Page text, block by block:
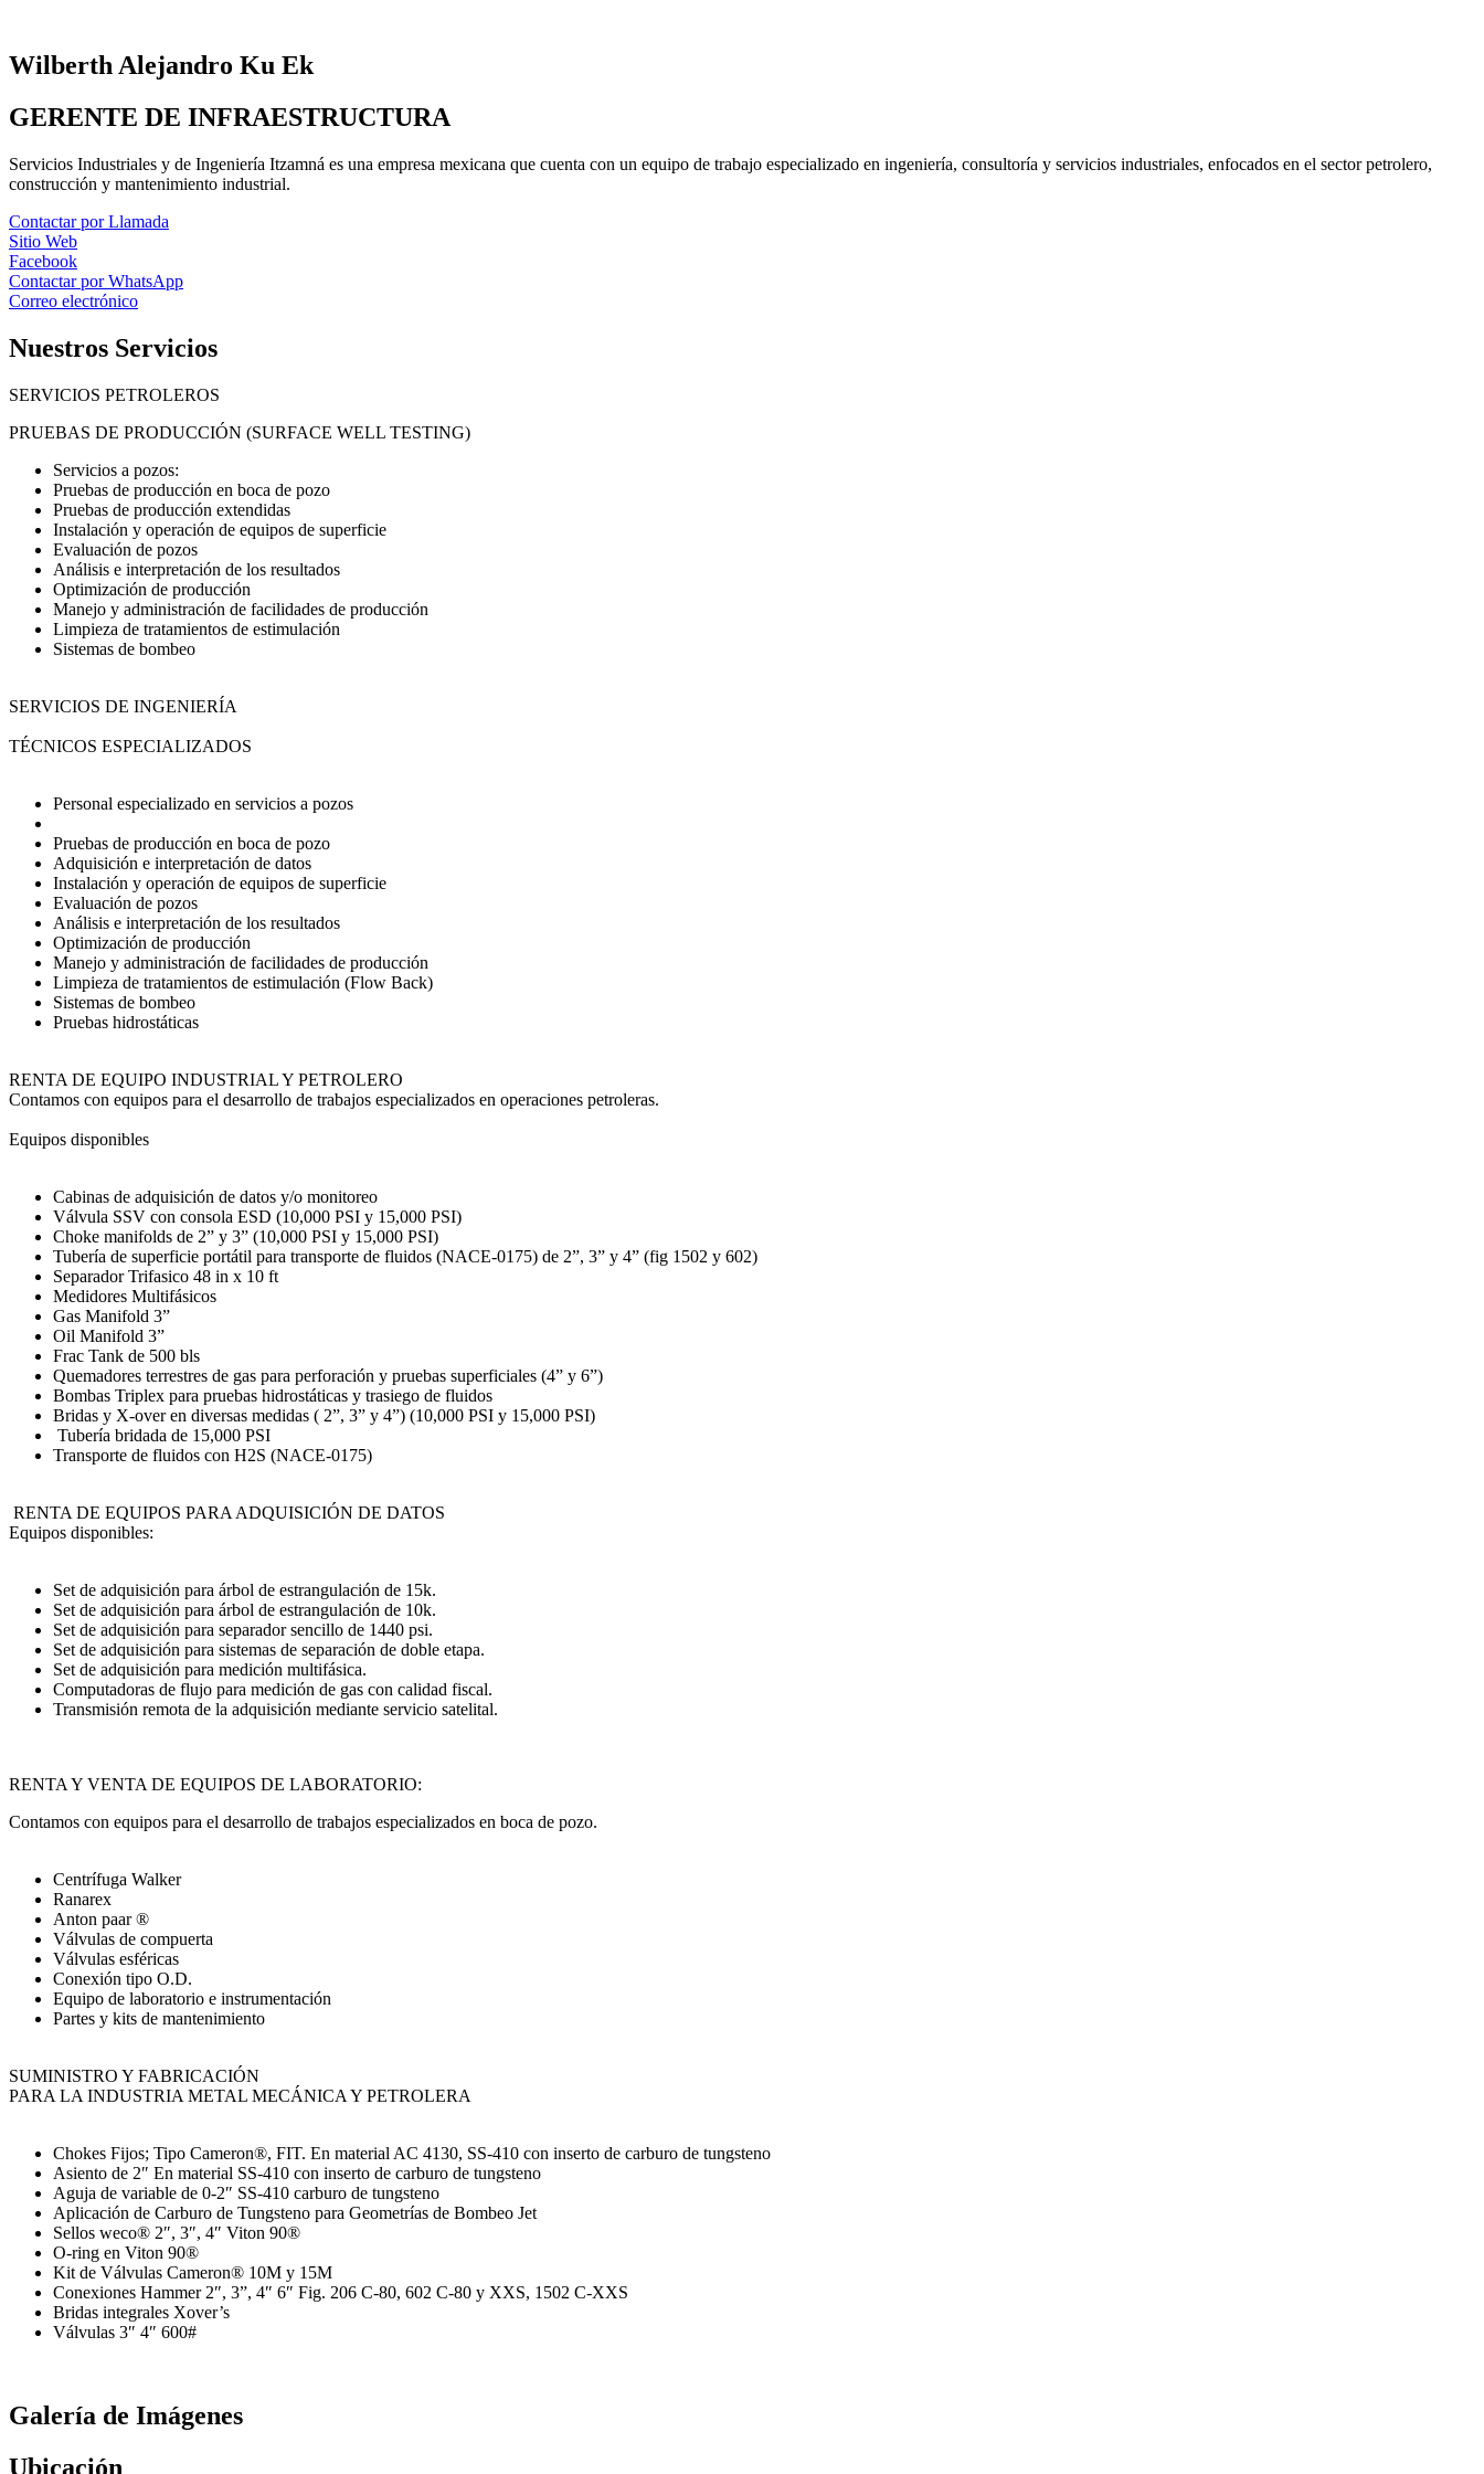
Wilberth Alejandro Ku Ek
GERENTE DE INFRAESTRUCTURA
Servicios Industriales y de Ingeniería Itzamná es una empresa mexicana que cuenta con un equipo de trabajo especializado en ingeniería, consultoría y servicios industriales, enfocados en el sector petrolero,
construcción y mantenimiento industrial.
Contactar por Llamada
Sitio Web
Facebook
Contactar por WhatsApp
Correo electrónico
Nuestros Servicios
SERVICIOS PETROLEROS
PRUEBAS DE PRODUCCIÓN (SURFACE WELL TESTING)
Servicios a pozos:
Pruebas de producción en boca de pozo
Pruebas de producción extendidas
Instalación y operación de equipos de superficie
Evaluación de pozos
Análisis e interpretación de los resultados
Optimización de producción
Manejo y administración de facilidades de producción
Limpieza de tratamientos de estimulación
Sistemas de bombeo
SERVICIOS DE INGENIERÍA
TÉCNICOS ESPECIALIZADOS
Personal especializado en servicios a pozos
Pruebas de producción en boca de pozo
Adquisición e interpretación de datos
Instalación y operación de equipos de superficie
Evaluación de pozos
Análisis e interpretación de los resultados
Optimización de producción
Manejo y administración de facilidades de producción
Limpieza de tratamientos de estimulación (Flow Back)
Sistemas de bombeo
Pruebas hidrostáticas
RENTA DE EQUIPO INDUSTRIAL Y PETROLERO
Contamos con equipos para el desarrollo de trabajos especializados en operaciones petroleras.
Equipos disponibles
Cabinas de adquisición de datos y/o monitoreo
Válvula SSV con consola ESD (10,000 PSI y 15,000 PSI)
Choke manifolds de 2” y 3” (10,000 PSI y 15,000 PSI)
Tubería de superficie portátil para transporte de fluidos (NACE-0175) de 2”, 3” y 4” (fig 1502 y 602)
Separador Trifasico 48 in x 10 ft
Medidores Multifásicos
Gas Manifold 3”
Oil Manifold 3”
Frac Tank de 500 bls
Quemadores terrestres de gas para perforación y pruebas superficiales (4” y 6”)
Bombas Triplex para pruebas hidrostáticas y trasiego de fluidos
Bridas y X-over en diversas medidas ( 2”, 3” y 4”) (10,000 PSI y 15,000 PSI)
Tubería bridada de 15,000 PSI
Transporte de fluidos con H2S (NACE-0175)
RENTA DE EQUIPOS PARA ADQUISICIÓN DE DATOS
Equipos disponibles:
Set de adquisición para árbol de estrangulación de 15k.
Set de adquisición para árbol de estrangulación de 10k.
Set de adquisición para separador sencillo de 1440 psi.
Set de adquisición para sistemas de separación de doble etapa.
Set de adquisición para medición multifásica.
Computadoras de flujo para medición de gas con calidad fiscal.
Transmisión remota de la adquisición mediante servicio satelital.
RENTA Y VENTA DE EQUIPOS DE LABORATORIO:
Contamos con equipos para el desarrollo de trabajos especializados en boca de pozo.
Centrífuga Walker
Ranarex
Anton paar ®
Válvulas de compuerta
Válvulas esféricas
Conexión tipo O.D.
Equipo de laboratorio e instrumentación
Partes y kits de mantenimiento
SUMINISTRO Y FABRICACIÓN
PARA LA INDUSTRIA METAL MECÁNICA Y PETROLERA
Chokes Fijos; Tipo Cameron®, FIT. En material AC 4130, SS-410 con inserto de carburo de tungsteno
Asiento de 2″ En material SS-410 con inserto de carburo de tungsteno
Aguja de variable de 0-2″ SS-410 carburo de tungsteno
Aplicación de Carburo de Tungsteno para Geometrías de Bombeo Jet
Sellos weco® 2″, 3″, 4″ Viton 90®
O-ring en Viton 90®
Kit de Válvulas Cameron® 10M y 15M
Conexiones Hammer 2″, 3”, 4″ 6″ Fig. 206 C-80, 602 C-80 y XXS, 1502 C-XXS
Bridas integrales Xover’s
Válvulas 3″ 4″ 600#
Galería de Imágenes
Ubicación